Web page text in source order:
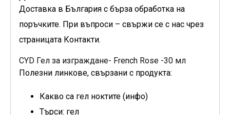
Доставка в България с бърза обработка на
поръчките. При въпроси – свържи се с нас чрез
страницата Контакти.
CYD Гел за изграждане- French Rose -30 мл
Полезни линкове, свързани с продукта:
Какво са гел ноктите (инфо)
Търси: гел